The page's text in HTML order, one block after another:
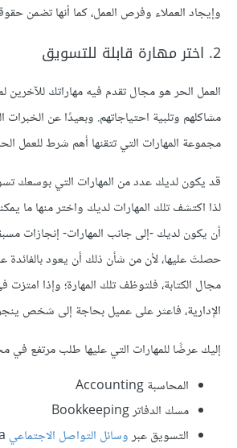
وإيجاد العملاء وفرص العمل، كما أنها تضمن
2. اختر مهارة قابلة للتسويق
العمل الحر هو مجال تقدم فيه مهاراتك
مشاكلهم وتلبية احتياجاتهم. وبعيدًا عن الخبرات
مجموعة المهارات التي تتقنها أهم شرط للعمل
قد يكون لديك عدد من المهارات التي بوسعك
لذا اكتشف تلك المهارات لديك واختر منها ما
أن يكون لديك -إلى جانب المهارات- إنجازات
حصلتَ عليها، لأن من شأن ذلك أن يعود بالفائدة
مجال الكتابة، فلتوظف تلك المهارة؛ وإذا امتزت
الإدارية، فاعثر على عميل بحاجة إلى شخص ينجز
إليك عرضًا للمهارات التي عليها طلب مرتفع في
المحاسبة Accounting
مسك الدفاتر Bookkeeping
التسويق عبروسائل التواصل الاجتماعي